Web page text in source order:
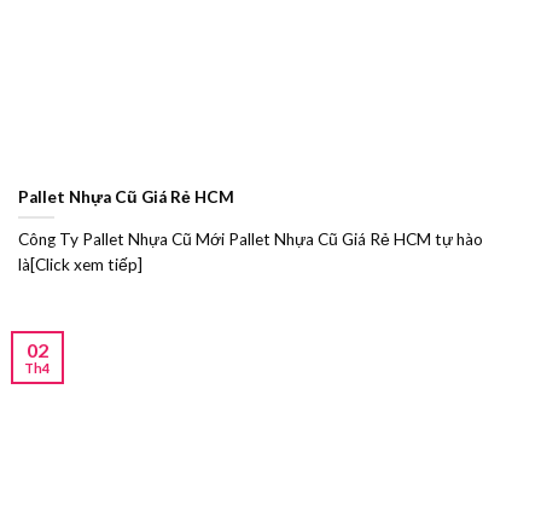
Pallet Nhựa Cũ Giá Rẻ HCM
Công Ty Pallet Nhựa Cũ Mới Pallet Nhựa Cũ Giá Rẻ HCM tự hào
là[Click xem tiếp]
02
Th4